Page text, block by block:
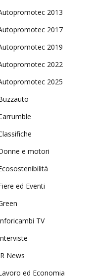
2013
2017
2019
2022
2025
e motori
ed Eventi
TV
News
ed Economia